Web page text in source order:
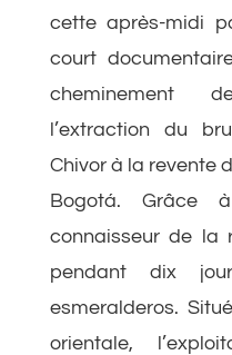
cette après-midi
court
cheminement
l’extraction du
Chivor à la revente
Bogotá. Grâce
connaisseur de la
pendant dix
esmeralderos.
orientale,